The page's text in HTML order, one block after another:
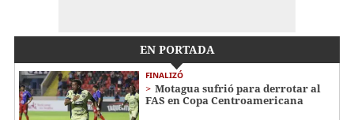
EN PORTADA
FINALIZÓ
Motagua sufrió para derrotar al
FAS en Copa Centroamericana